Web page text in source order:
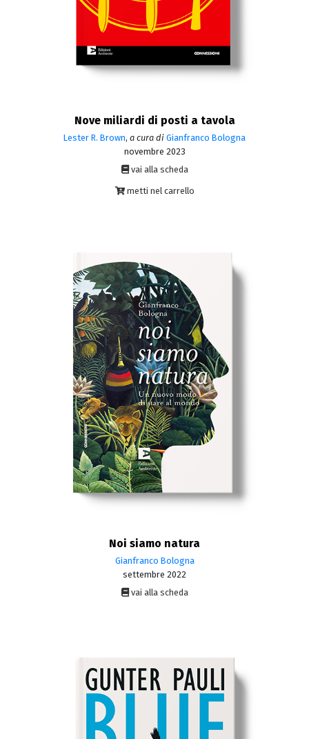
Nove miliardi di posti a tavola
Lester R. Brown, a cura di Gianfranco Bologna
novembre 2023
vai alla scheda
metti nel carrello
Noi siamo natura
Gianfranco Bologna
settembre 2022
vai alla scheda